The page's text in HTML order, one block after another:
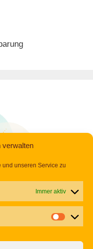
verwalten
unseren Service zu
Immer aktiv